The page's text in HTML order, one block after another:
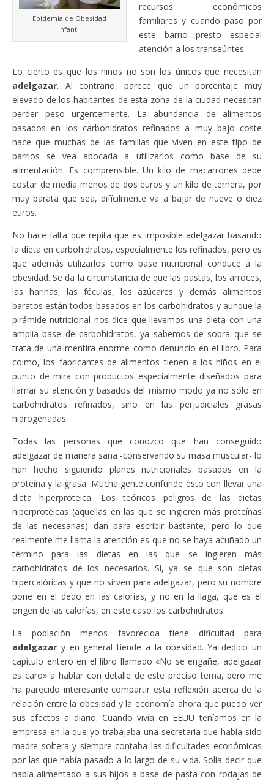
Epidemia de Obesidad
Infantil
recursos económicos
familiares y cuando paso por
este barrio presto especial
atención a los transeúntes.
Lo cierto es que los niños no son los únicos que necesitan
adelgazar. Al contrario, parece que un porcentaje muy
elevado de los habitantes de esta zona de la ciudad necesitan
perder peso urgentemente. La abundancia de alimentos
basados en los carbohidratos refinados a muy bajo coste
hace que muchas de las familias que viven en este tipo de
barrios se vea abocada a utilizarlos como base de su
alimentación. Es comprensible. Un kilo de macarrones debe
costar de media menos de dos euros y un kilo de ternera, por
muy barata que sea, difícilmente va a bajar de nueve o diez
euros.
No hace falta que repita que es imposible adelgazar basando
la dieta en carbohidratos, especialmente los refinados, pero es
que además utilizarlos como base nutricional conduce a la
obesidad. Se da la circunstancia de que las pastas, los arroces,
las harinas, las féculas, los azúcares y demás alimentos
baratos están todos basados en los carbohidratos y aunque la
pirámide nutricional nos dice que llevemos una dieta con una
amplia base de carbohidratos, ya sabemos de sobra que se
trata de una mentira enorme como denuncio en el libro. Para
colmo, los fabricantes de alimentos tienen a los niños en el
punto de mira con productos especialmente diseñados para
llamar su atención y basados del mismo modo ya no sólo en
carbohidratos refinados, sino en las perjudiciales grasas
hidrogenadas.
Todas las personas que conozco que han conseguido
adelgazar de manera sana -conservando su masa muscular- lo
han hecho siguiendo planes nutricionales basados en la
proteína y la grasa. Mucha gente confunde esto con llevar una
dieta hiperproteica. Los teóricos peligros de las dietas
hiperproteicas (aquellas en las que se ingieren más proteínas
de las necesarias) dan para escribir bastante, pero lo que
realmente me llama la atención es que no se haya acuñado un
término para las dietas en las que se ingieren más
carbohidratos de los necesarios. Si, ya se que son dietas
hipercalóricas y que no sirven para adelgazar, pero su nombre
pone en el dedo en las calorías, y no en la llaga, que es el
origen de las calorías, en este caso los carbohidratos.
La población menos favorecida tiene dificultad para
adelgazar y en general tiende a la obesidad. Ya dedico un
capítulo entero en el libro llamado «No se engañe, adelgazar
es caro» a hablar con detalle de este preciso tema, pero me
ha parecido interesante compartir esta reflexión acerca de la
relación entre la obesidad y la economía ahora que puedo ver
sus efectos a diario. Cuando vivía en EEUU teníamos en la
empresa en la que yo trabajaba una secretaria que había sido
madre soltera y siempre contaba las dificultades económicas
por las que había pasado a lo largo de su vida. Solía decir que
había alimentado a sus hijos a base de pasta con rodajas de